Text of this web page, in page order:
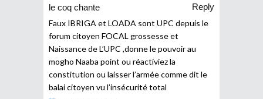
le coq chante
Reply
Faux IBRIGA et LOADA sont UPC depuis le
forum citoyen FOCAL grossesse et
Naissance de L’UPC ,donne le pouvoir au
mogho Naaba point ou réactiviez la
constitution ou laisser l’armée comme dit le
balai citoyen vu l’insécurité total